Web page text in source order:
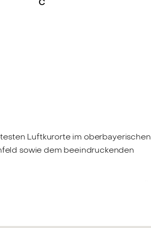
C
Luftkurorte im oberbayerischen
sowie dem beeindruckenden
Nähe zur Natur mit zahlreichen